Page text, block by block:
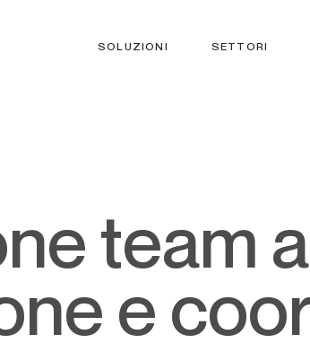
SOLUZIONI SETTORI
e